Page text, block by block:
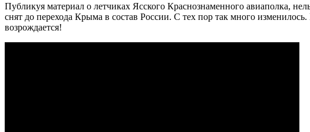
Публикуя материал о летчиках Ясского Краснознаменного авиаполка,
снят до перехода Крыма в состав России. С тех пор так много
возрождается!